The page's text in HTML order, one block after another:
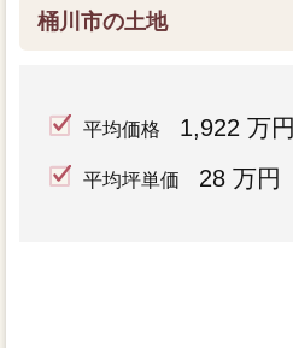
桶川市の土地
平均価格 1,922 万円
平均坪単価 28 万円